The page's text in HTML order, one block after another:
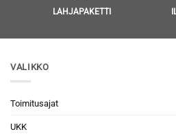
LAHJAPAKETTI
VALIKKO
Toimitusajat
UKK